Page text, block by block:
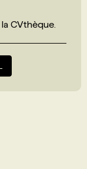
la CVthèque